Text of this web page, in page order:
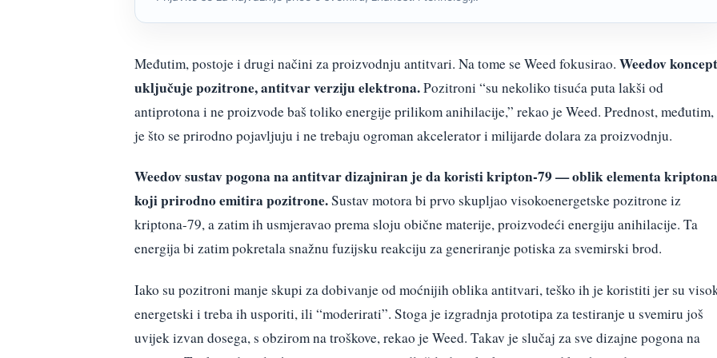
Međutim, postoje i drugi načini za proizvodnju antitvari. Na tome se Weed fokusirao. Weedov koncept
uključuje pozitrone, antitvar verziju elektrona.Pozitroni “su nekoliko tisuća puta lakši od
antiprotona i ne proizvode baš toliko energije prilikom anihilacije,” rekao je Weed. Prednost, međutim,
je što se prirodno pojavljuju i ne trebaju ogroman akcelerator i milijarde dolara za proizvodnju.
Weedov sustav pogona na antitvar dizajniran je da koristi kripton-79 — oblik elementa kriptona
koji prirodno emitira pozitrone.Sustav motora bi prvo skupljao visokoenergetske pozitrone iz
kriptona-79, a zatim ih usmjeravao prema sloju obične materije, proizvodeći energiju anihilacije. Ta
energija bi zatim pokretala snažnu fuzijsku reakciju za generiranje potiska za svemirski brod.
Iako su pozitroni manje skupi za dobivanje od moćnijih oblika antitvari, teško ih je koristiti jer su
energetski i treba ih usporiti, ili “moderirati”. Stoga je izgradnja prototipa za testiranje u svemiru još
uvijek izvan dosega, s obzirom na troškove, rekao je Weed. Takav je slučaj za sve dizajne pogona na